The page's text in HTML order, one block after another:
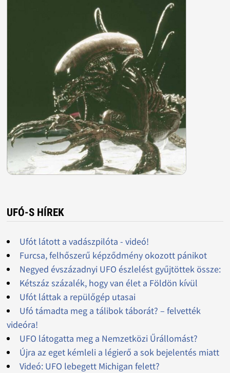
UFÓ-S HÍREK
Ufót látott a vadászpilóta - videó!
Furcsa, felhőszerű képződmény okozott pánikot
Negyed évszázadnyi UFO észlelést gyűjtöttek össze:
Kétszáz százalék, hogy van élet a Földön kívül
Ufót láttak a repülőgép utasai
Ufó támadta meg a tálibok táborát? – felvették
videóra!
UFO látogatta meg a Nemzetközi Űrállomást?
Újra az eget kémleli a légierő a sok bejelentés miatt
Videó: UFO lebegett Michigan felett?